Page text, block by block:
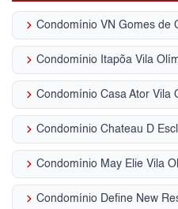
keyboard_arrow_right Condomínio VN Gomes de
keyboard_arrow_right Condomínio Itapõa Vila
keyboard_arrow_right Condomínio Casa Ator Vila
keyboard_arrow_right Condomínio Chateau D
keyboard_arrow_right Condomínio May Elie Vila
keyboard_arrow_right Condomínio Define New